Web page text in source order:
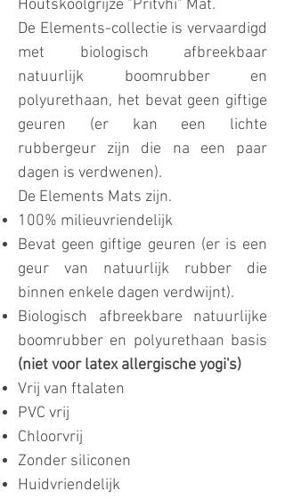
Houtskoolgrijze "Pritvhi" Mat.
De Elements-collectie is vervaardigd
met biologisch afbreekbaar
natuurlijk boomrubber en
polyurethaan, het bevat geen giftige
geuren (er kan een lichte
rubbergeur zijn die na een paar
dagen is verdwenen).
De Elements Mats zijn.
100% milieuvriendelijk
Bevat geen giftige geuren (er is een
geur van natuurlijk rubber die
binnen enkele dagen verdwijnt).
Biologisch afbreekbare natuurlijke
boomrubber en polyurethaan basis
(niet voor latex allergische yogi's)
Vrij van ftalaten
PVC vrij
Chloorvrij
Zonder siliconen
Huidvriendelijk